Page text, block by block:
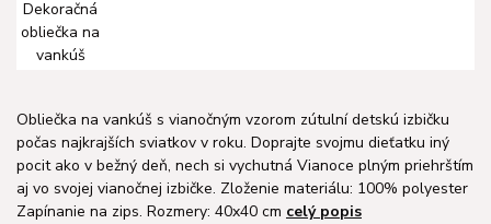
Obliečka na vankúš s vianočným vzorom zútulní detskú izbičku
počas najkrajších sviatkov v roku. Doprajte svojmu dieťatku iný
pocit ako v bežný deň, nech si vychutná Vianoce plným priehrštím
aj vo svojej vianočnej izbičke. Zloženie materiálu: 100% polyester
Zapínanie na zips. Rozmery: 40x40 cm celý popis